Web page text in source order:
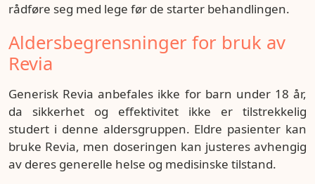
rådføre seg med lege før de starter behandlingen.
Aldersbegrensninger for bruk av
Revia
Generisk Revia anbefales ikke for barn under 18 år,
da sikkerhet og effektivitet ikke er tilstrekkelig
studert i denne aldersgruppen. Eldre pasienter kan
bruke Revia, men doseringen kan justeres avhengig
av deres generelle helse og medisinske tilstand.